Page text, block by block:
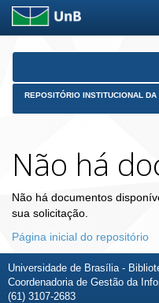
Skip
REPOSITÓRIO INSTITUCIONAL DA
Não há
Não há documentos
sua solicitação.
Página inicial do repositório
Universidade de Brasília -
Coordenadoria de Gestão da
(61) 3107-2683